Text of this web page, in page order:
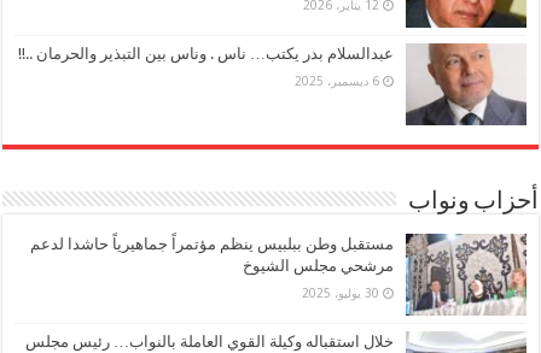
12 يناير، 2026
عبدالسلام بدر يكتب… ناس . وناس بين التبذير والحرمان ..!!
6 ديسمبر، 2025
أحزاب ونواب
مستقبل وطن ببلبيس ينظم مؤتمراً جماهيرياً حاشدا لدعم
مرشحي مجلس الشيوخ
30 يوليو، 2025
خلال استقباله وكيلة القوي العاملة بالنواب… رئيس مجلس